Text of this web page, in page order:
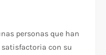
personas que han
con su